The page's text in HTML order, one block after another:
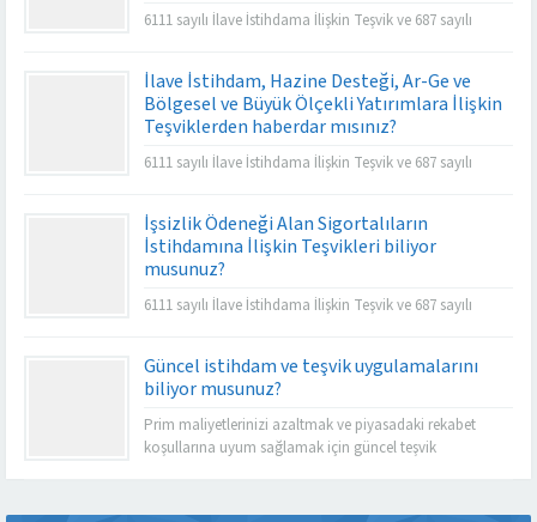
6111 sayılı İlave İstihdama İlişkin Teşvik ve 687 sayılı
sağlamaktadır.
İlave İstihdam, Hazine Desteği, Ar-Ge ve
Bölgesel ve Büyük Ölçekli Yatırımlara İlişkin
Teşviklerden haberdar mısınız?
6111 sayılı İlave İstihdama İlişkin Teşvik ve 687 sayılı
sağlamaktadır.
İşsizlik Ödeneği Alan Sigortalıların
İstihdamına İlişkin Teşvikleri biliyor
musunuz?
6111 sayılı İlave İstihdama İlişkin Teşvik ve 687 sayılı
sağlamaktadır.
Güncel istihdam ve teşvik uygulamalarını
biliyor musunuz?
Prim maliyetlerinizi azaltmak ve piyasadaki rekabet
koşullarına uyum sağlamak için güncel teşvik